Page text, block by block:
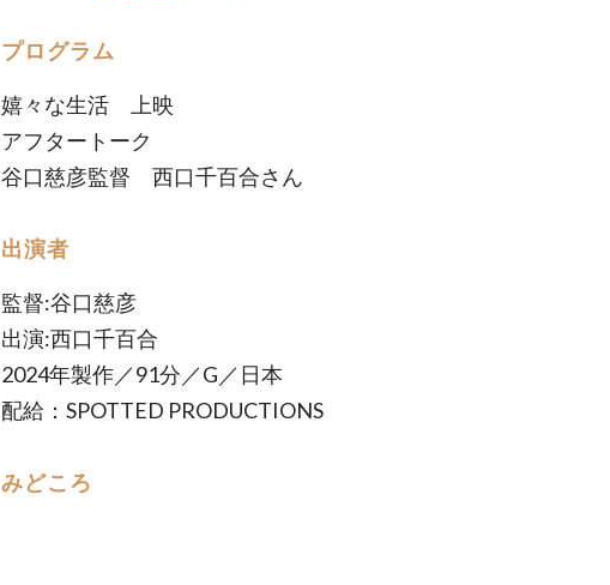
プログラム
嬉々な生活 上映
アフタートーク
谷口慈彦監督 西口千百合さん
出演者
監督:谷口慈彦
出演:西口千百合
2024年製作／91分／G／日本
配給：SPOTTED PRODUCTIONS
みどころ